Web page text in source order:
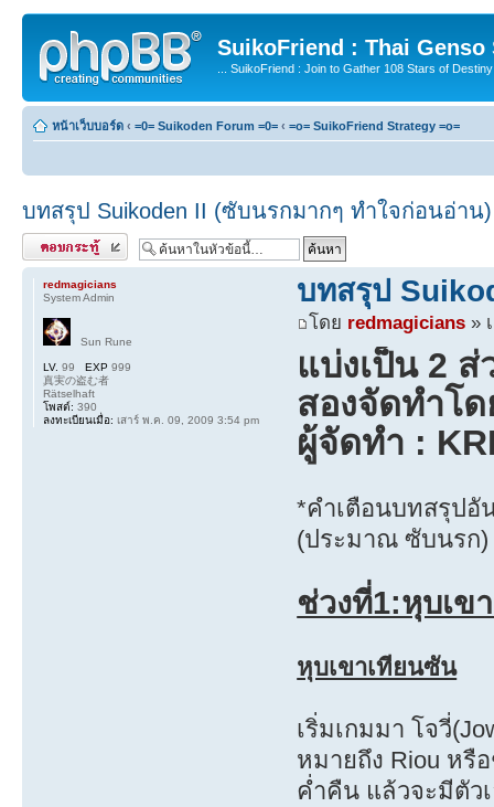
SuikoFriend : Thai Genso
... SuikoFriend : Join to Gather 108 Stars of
หน้าเว็บบอร์ด ‹ =0= Suikoden Forum =0= ‹ =o= SuikoFriend Strategy =o=
บทสรุป Suikoden II (ซับนรกมากๆ ทำใจก่อนอ่าน)
ตอบกระทู้
บทสรุป
โดย redmagicians »
แบ่งเป็น 2
สองจัดทำโ
ผู้จัดทำ :
*คำเตือนบทสรุปอั
(ประมาณ ซับนรก)
ช่วงที่1:หุบเข
หุบเขาเทียนซัน
เริ่มเกมมา โจวี่
หมายถึง Riou หรื
ค่ำคืน แล้วจะมีตัว
redmagicians
System Admin
Sun Rune
LV. 99 EXP 999
真実の盗む者
Rätselhaft
โพสต์: 390
ลงทะเบียนเมื่อ: เสาร์ พ.ค. 09, 2009 3:54 pm